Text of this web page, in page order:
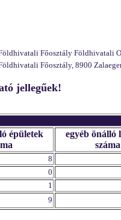
Főosztály Földhivatali
Főosztály, 8900
jellegűek!
épületek
egyéb önálló
száma
8
0
1
9